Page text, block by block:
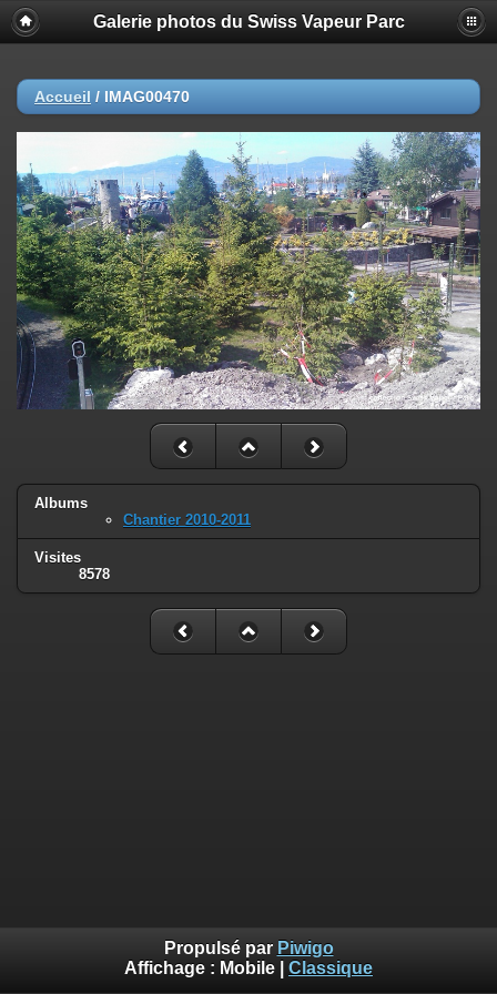
Galerie photos du Swiss Vapeur Parc
Accueil / IMAG00470
Albums
Chantier 2010-2011
Visites
8578
Propulsé par Piwigo
Affichage : Mobile Classique